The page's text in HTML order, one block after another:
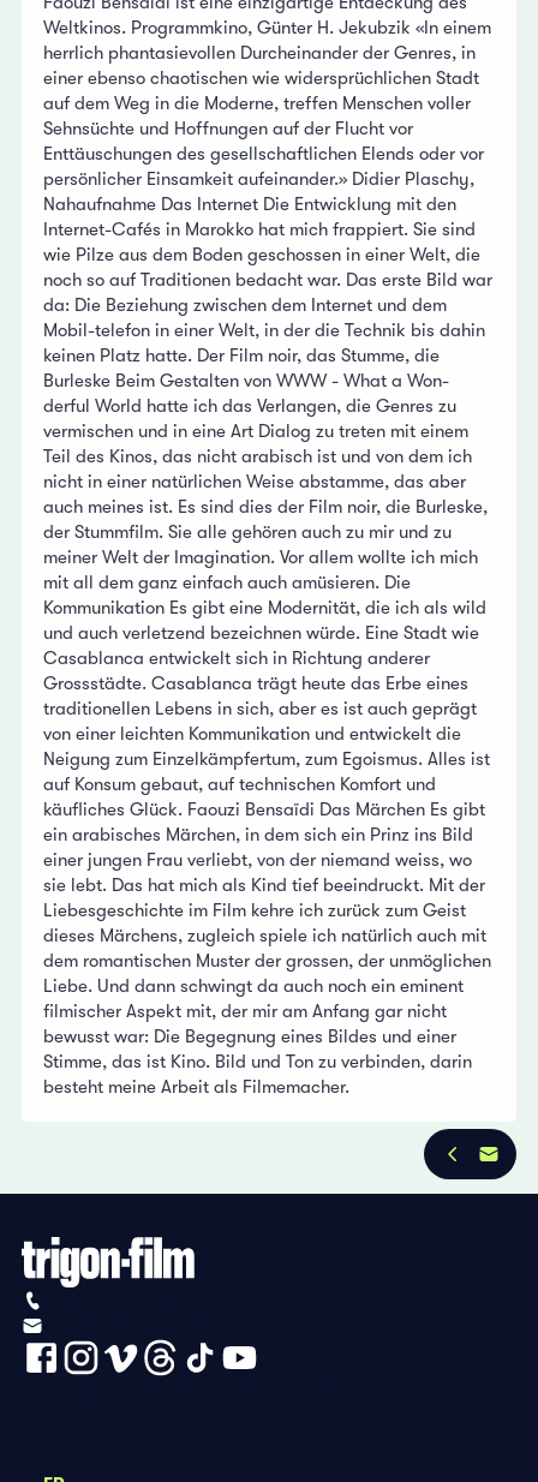
Weltkinos. Programmkino, Günter H. Jekubzik «In einem
herrlich phantasievollen Durcheinander der Genres, in
einer ebenso chaotischen wie widersprüchlichen Stadt
auf dem Weg in die Moderne, treffen Menschen voller
Sehnsüchte und Hoffnungen auf der Flucht vor
Enttäuschungen des gesellschaftlichen Elends oder vor
persönlicher Einsamkeit aufeinander.» Didier Plaschy,
Nahaufnahme Das Internet Die Entwicklung mit den
Internet-Cafés in Marokko hat mich frappiert. Sie sind
wie Pilze aus dem Boden geschossen in einer Welt, die
noch so auf Traditionen bedacht war. Das erste Bild war
da: Die Beziehung zwischen dem Internet und dem
Mobil-telefon in einer Welt, in der die Technik bis dahin
keinen Platz hatte. Der Film noir, das Stumme, die
Burleske Beim Gestalten von WWW - What a Won-
derful World hatte ich das Verlangen, die Genres zu
vermischen und in eine Art Dialog zu treten mit einem
Teil des Kinos, das nicht arabisch ist und von dem ich
nicht in einer natürlichen Weise abstamme, das aber
auch meines ist. Es sind dies der Film noir, die Burleske,
der Stummfilm. Sie alle gehören auch zu mir und zu
meiner Welt der Imagination. Vor allem wollte ich mich
mit all dem ganz einfach auch amüsieren. Die
Kommunikation Es gibt eine Modernität, die ich als wild
und auch verletzend bezeichnen würde. Eine Stadt wie
Casablanca entwickelt sich in Richtung anderer
Grossstädte. Casablanca trägt heute das Erbe eines
traditionellen Lebens in sich, aber es ist auch geprägt
von einer leichten Kommunikation und entwickelt die
Neigung zum Einzelkämpfertum, zum Egoismus. Alles ist
auf Konsum gebaut, auf technischen Komfort und
käufliches Glück. Faouzi Bensaïdi Das Märchen Es gibt
ein arabisches Märchen, in dem sich ein Prinz ins Bild
einer jungen Frau verliebt, von der niemand weiss, wo
sie lebt. Das hat mich als Kind tief beeindruckt. Mit der
Liebesgeschichte im Film kehre ich zurück zum Geist
dieses Märchens, zugleich spiele ich natürlich auch mit
dem romantischen Muster der grossen, der unmöglichen
Liebe. Und dann schwingt da auch noch ein eminent
filmischer Aspekt mit, der mir am Anfang gar nicht
bewusst war: Die Begegnung eines Bildes und einer
Stimme, das ist Kino. Bild und Ton zu verbinden, darin
besteht meine Arbeit als Filmemacher.